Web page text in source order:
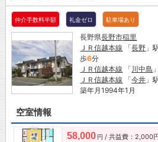
仲介手数料半額 礼金ゼロ 駐車場あり
長野県長野市稲里
ＪＲ信越本線 「長野 」
歩6分
ＪＲ信越本線 「 川中島
ＪＲ信越本線 「今井 」
築年月1994年1月
空室情報
58,000 円 / 共益費：2,000